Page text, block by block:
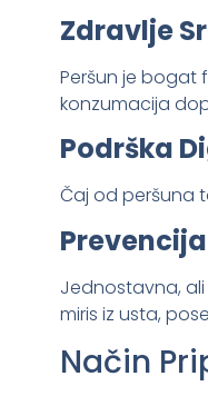
Zdravlje
Peršun je bogat
konzumacija
Podrška
Čaj od peršuna
Jednostavna,
miris iz usta,
Način